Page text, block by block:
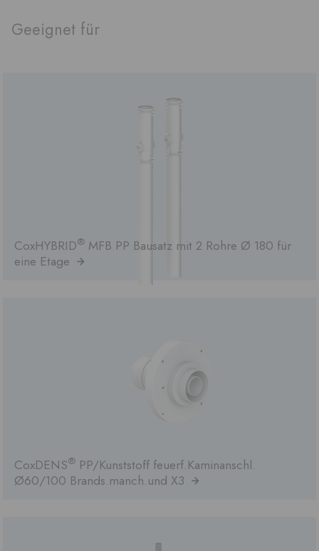
Geeignet für
CoxHYBRID® MFB PP Bausatz mit 2 Rohre Ø 180 für
eine Etage
CoxDENS® PP/Kunststoff feuerf.Kaminanschl.
Ø60/100 Brands.manch.und X3